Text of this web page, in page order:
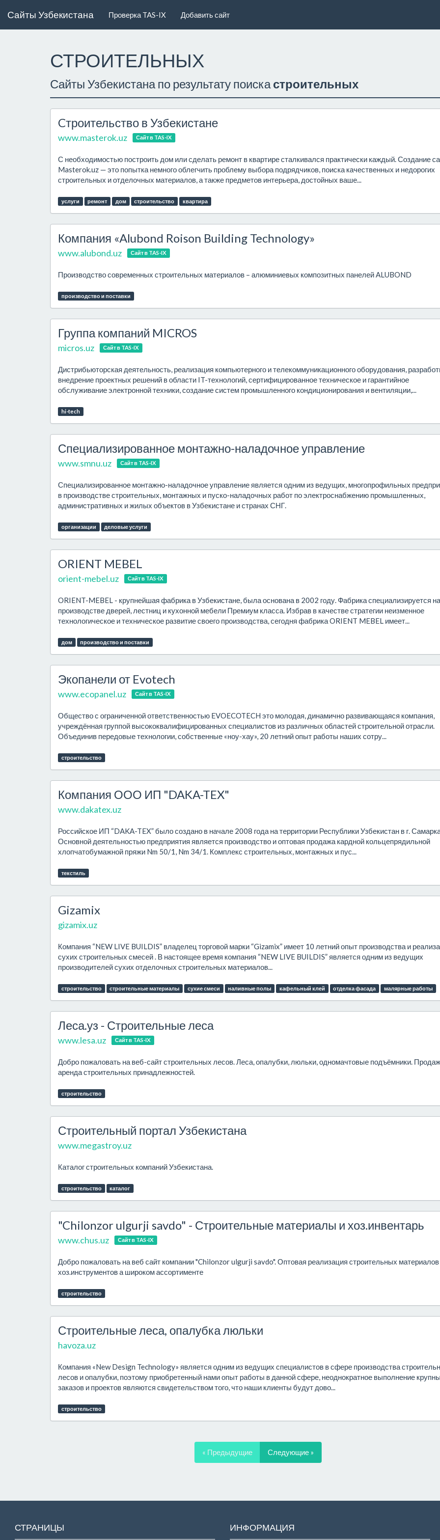
Сайты Узбекистана Проверка TAS-IX Добавить сайт
СТРОИТЕЛЬНЫХ
Сайты Узбекистана по результату поиска строительных
Cтроительство в Узбекистане
www.masterok.uz Сайт в TAS-IX
С необходимостью построить дом или сделать ремонт в квартире сталкивался практически каждый. Создание
Masterok.uz — это попытка немного облегчить проблему выбора подрядчиков, поиска качественных и недорогих
строительных и отделочных материалов, а также предметов интерьера, достойных ваше...
услуги ремонт дом строительство квартира
Компания «Alubond Roison Building Technology»
www.alubond.uz Сайт в TAS-IX
Производство современных строительных материалов – алюминиевых композитных панелей ALUBOND
производство и поставки
Группа компаний MICROS
micros.uz Сайт в TAS-IX
Дистрибьюторская деятельность, реализация компьютерного и телекоммуникационного оборудования,
внедрение проектных решений в области IT-технологий, сертифицированное техническое и гарантийное
обслуживание электронной техники, создание систем промышленного кондиционирования и вентиляции,...
hi-tech
Специализированное монтажно-наладочное управление
www.smnu.uz Сайт в TAS-IX
Специализированное монтажно-наладочное управление является одним из ведущих, многопрофильных
в производстве строительных, монтажных и пуско-наладочных работ по электроснабжению промышленных,
административных и жилых объектов в Узбекистане и странах СНГ.
организации деловые услуги
ORIENT MEBEL
orient-mebel.uz Сайт в TAS-IX
ORIENT-MEBEL - крупнейшая фабрика в Узбекистане, была основана в 2002 году. Фабрика специализируется на
производстве дверей, лестниц и кухонной мебели Премиум класса. Избрав в качестве стратегии неизменное
технологическое и техническое развитие своего производства, сегодня фабрика ORIENT MEBEL имеет...
дом производство и поставки
Экопанели от Evotech
www.ecopanel.uz Сайт в TAS-IX
Общество с ограниченной ответственностью EVOECOTECH это молодая, динамично развивающаяся компания,
учреждённая группой высококвалифицированных специалистов из различных областей строительной отрасли.
Объединив передовые технологии, собственные «ноу-хау», 20 летний опыт работы наших сотру...
строительство
Компания ООО ИП "DAKA-TEX"
www.dakatex.uz
Российское ИП “DAKA-TEX” было создано в начале 2008 года на территории Республики Узбекистан в г.
Основной деятельностью предприятия является производство и оптовая продажа кардной кольцепрядильной
хлопчатобумажной пряжи Nm 50/1, Nm 34/1. Комплекс строительных, монтажных и пус...
текстиль
Gizamix
gizamix.uz
Компания “NEW LIVE BUILDIS” владелец торговой марки “Gizamix” имеет 10 летний опыт производства и
сухих строительных смесей . В настоящее время компания “NEW LIVE BUILDIS” является одним из ведущих
производителей сухих отделочных строительных материалов...
строительство строительные материалы сухие смеси наливные полы кафельный клей отделка фасада малярные работы
Леса.уз - Строительные леса
www.lesa.uz Сайт в TAS-IX
Добро пожаловать на веб-сайт строительных лесов. Леса, опалубки, люльки, одномачтовые подъёмники.
аренда строительных принадлежностей.
строительство
Строительный портал Узбекистана
www.megastroy.uz
Каталог строительных компаний Узбекистана.
строительство каталог
"Chilonzor ulgurji savdo" - Строительные материалы и хоз.инвентарь
www.chus.uz Сайт в TAS-IX
Добро пожаловать на веб сайт компании "Chilonzor ulgurji savdo". Оптовая реализация строительных материалов
хоз.инструментов а широком ассортименте
строительство
Строительные леса, опалубка люльки
havoza.uz
Компания «New Design Technology» является одним из ведущих специалистов в сфере производства
лесов и опалубки, поэтому приобретенный нами опыт работы в данной сфере, неоднократное выполнение
заказов и проектов являются свидетельством того, что наши клиенты будут дово...
строительство
« Предыдущие Следующие »
СТРАНИЦЫ ИНФОРМАЦИЯ